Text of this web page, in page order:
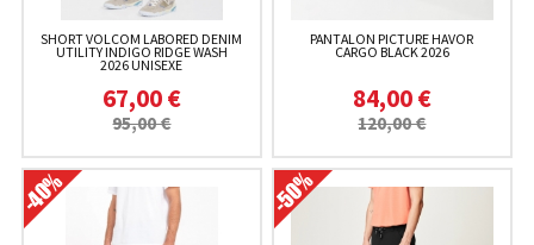
SHORT VOLCOM LABORED DENIM
UTILITY INDIGO RIDGE WASH
2026 UNISEXE
67,00 €
95,00 €
PANTALON PICTURE HAVOR
CARGO BLACK 2026
84,00 €
120,00 €